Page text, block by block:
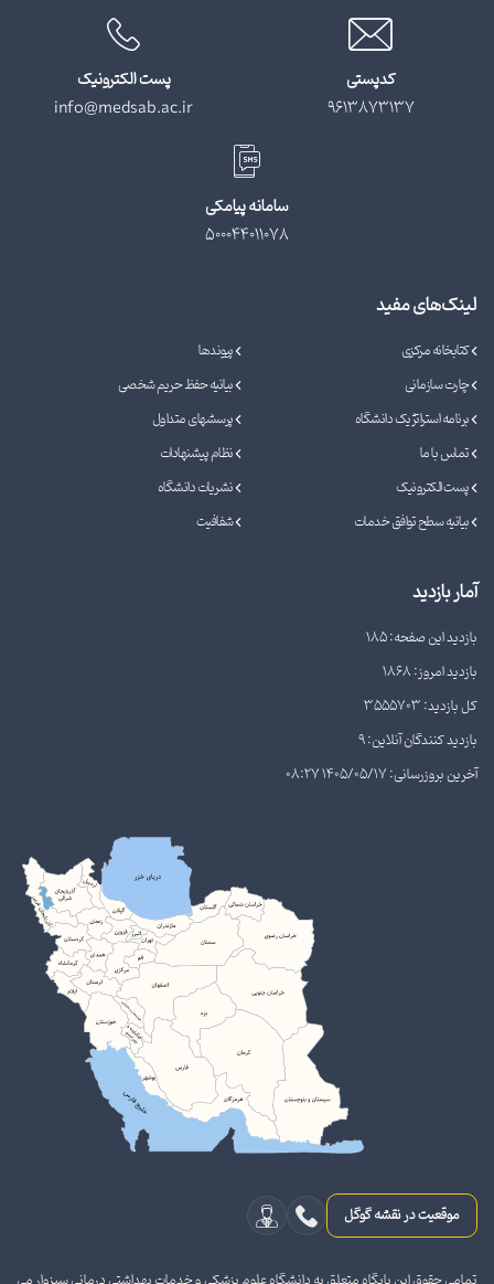
کدپستی
9613873137
پست الکترونیک
info@medsab.ac.ir
سامانه پیامکی
500044011078
لینک‌های مفید
کتابخانه مرکزی
پیوندها
چارت سازمانی
بیانیه حفظ حریم شخصی
برنامه استراتژیک دانشگاه
پرسشهای متداول
تماس با ما
نظام پیشنهادات
پست الکترونیک
نشریات دانشگاه
بیانیه سطح توافق خدمات
شفافیت
آمار بازدید
بازدید این صفحه: 185
بازدید امروز: 1868
کل بازدید: 3555703
بازدید کنندگان آنلاین: 9
آخرین بروزرسانی: 1405/05/17 08:27
موقعیت در نقشه گوگل